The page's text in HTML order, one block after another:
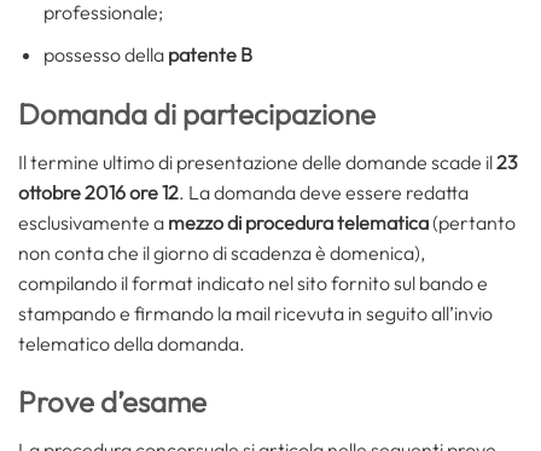
professionale;
possesso dellapatente B
Domanda di partecipazione
Il termine ultimo di presentazione delle domande scade il23
ottobre 2016 ore 12. La domanda deve essere redatta
esclusivamente a mezzo di procedura telematica(pertanto
non conta che il giorno di scadenza è domenica),
compilando il format indicato nel sito fornito sul bando e
stampando e firmando la mail ricevuta in seguito all’invio
telematico della domanda.
Prove d’esame